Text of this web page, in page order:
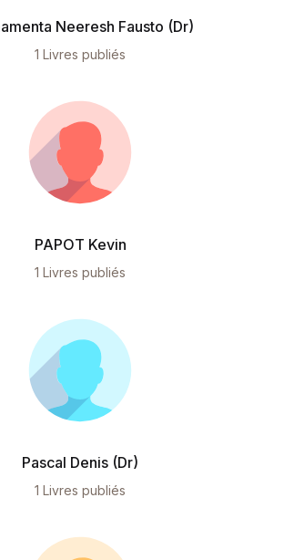
Neeresh Fausto (Dr)
1 Livres publiés
PAPOT Kevin
1 Livres publiés
Pascal Denis (Dr)
1 Livres publiés